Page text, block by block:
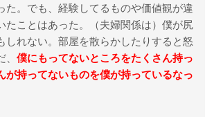
た。でも、経験してるものや価値観が違
たことはあった。（夫婦関係は）僕が尻
しれない。部屋を散らかしたりすると怒
僕にもってないところをたくさん持っ
が持ってないものを僕が持っているなっ